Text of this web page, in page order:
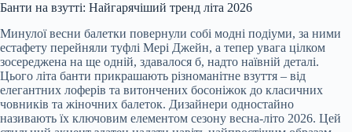
Банти на взутті: Найгарячіший тренд літа 2026
Минулої весни балетки повернули собі модні подіуми, за ними
естафету перейняли туфлі Мері Джейн, а тепер увага цілком
зосереджена на ще одній, здавалося б, надто наївній деталі.
Цього літа банти прикрашають різноманітне взуття – від
елегантних лоферів та витончених босоніжок до класичних
човників та жіночних балеток. Дизайнери одностайно
називають їх ключовим елементом сезону весна-літо 2026. Цей